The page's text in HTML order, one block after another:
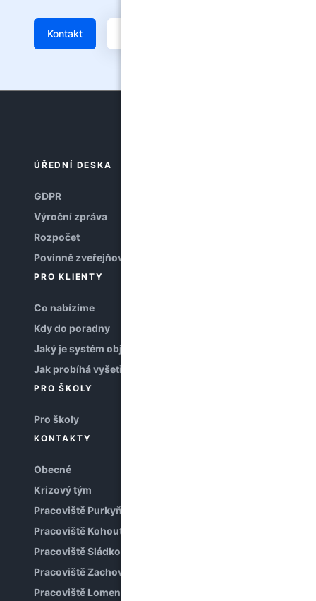
Kontakt
ÚŘEDNÍ DESKA
GDPR
Výroční zpráva
Rozpočet
Povinně zveřejňované informace
PRO KLIENTY
Co nabízíme
Kdy do poradny
Jaký je systém objednávání
Jak probíhá vyšetření
PRO ŠKOLY
Pro školy
KONTAKTY
Obecné
Krizový tým
Pracoviště Purkyňova
Pracoviště Kohoutova
Pracoviště Sládkova
Pracoviště Zachova
Pracoviště Lomená